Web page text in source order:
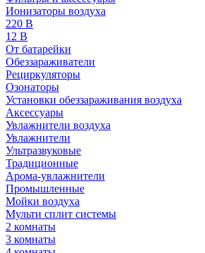
Ионизаторы воздуха
220 В
12 В
От батарейки
Обеззараживатели
Рециркуляторы
Озонаторы
Установки обеззараживания воздуха
Аксессуары
Увлажнители воздуха
Увлажнители
Ультразвуковые
Традиционные
Арома-увлажнители
Промышленные
Мойки воздуха
Мульти сплит системы
2 комнаты
3 комнаты